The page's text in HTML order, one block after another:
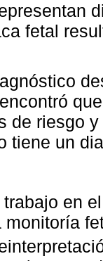
fetal
de riesgo
tiene un
en